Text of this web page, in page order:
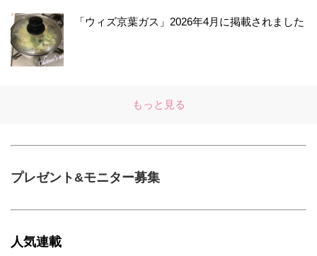
「ウィズ京葉ガス」2026年4月に掲載されました
もっと見る
プレゼント&モニター募集
人気連載